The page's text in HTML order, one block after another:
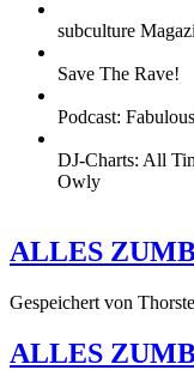
subculture
Save The Rave!
Podcast:
DJ-Charts: All
Owly
ALLES
Gespeichert von
ALLES